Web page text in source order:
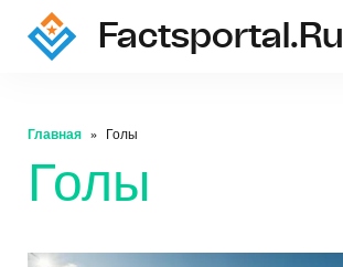
Factsportal.ru
Главная Голы
Голы